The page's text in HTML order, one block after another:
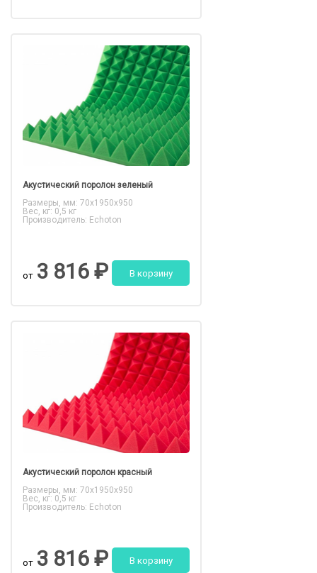
Акустический поролон зеленый
Размеры, мм: 70x1950x950
Вес, кг: 0,5 кг
Производитель: Echoton
от 3 816 ₽ В корзину
Акустический поролон красный
Размеры, мм: 70x1950x950
Вес, кг: 0,5 кг
Производитель: Echoton
от 3 816 ₽ В корзину